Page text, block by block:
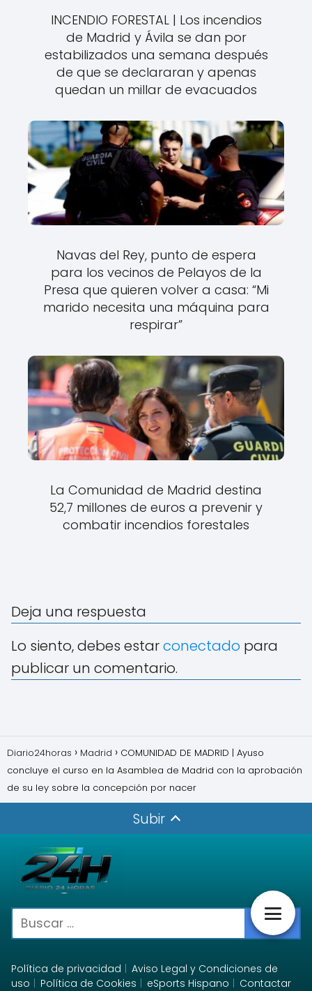
INCENDIO FORESTAL | Los incendios
de Madrid y Ávila se dan por
estabilizados una semana después
de que se declararan y apenas
quedan un millar de evacuados
Navas del Rey, punto de espera
para los vecinos de Pelayos de la
Presa que quieren volver a casa: “Mi
marido necesita una máquina para
respirar”
La Comunidad de Madrid destina
52,7 millones de euros a prevenir y
combatir incendios forestales
Deja una respuesta
Lo siento, debes estarconectado para
publicar un comentario.
Diario24horas Madrid
COMUNIDAD DE MADRID | Ayuso
concluye el curso en la Asamblea de Madrid con la aprobación
de su ley sobre la concepción por nacer
Subir
Política de privacidad
Aviso Legal y Condiciones de
uso
Política de Cookies eSports Hispano Contactar